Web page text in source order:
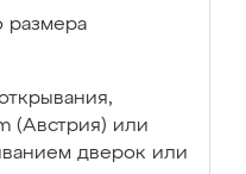
размера
(Австрия) или
дверок или